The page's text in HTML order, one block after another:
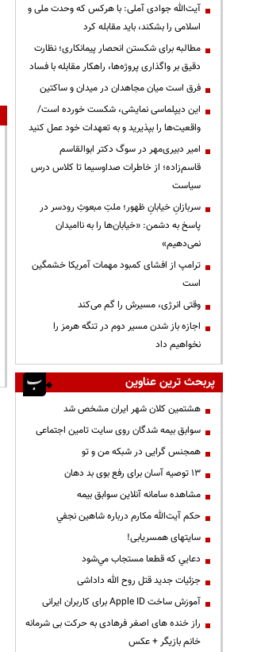
آیت‌الله جوادی آملی: با هرکس که وحدت ملی و
اسلامی را بشکند، باید مقابله کرد
مطالبه برای شکستن انحصار پیمانکاری؛ نظارت
دقیق بر واگذاری پروژه‌ها، راهکار مقابله با فساد
فرق است میان مجاهدان در میدان و ساکتین
این دیپلماسی نمایشی، شکست خورده است/
واقعیت‌ها را بپذیرید و به تعهدات خود عمل کنید
امیر دبیری‌مهر در سوگ دکتر ابوالقاسم
قاسم‌زاده؛ از خاطرات صداوسیما تا کلاس درس
سیاست
سربازانِ خیابانِ ظهور؛ ملتِ مبعوثِ رودسر در
پاسخ به دشمن: «خیابان‌ها را به ناامیدان
نمی‌دهیم»
ترامپ از افشای کمبود مهمات آمریکا خشمگین
است
وقتی انرژی، مسیرش را گم می‌کند
اجازه باز شدن مسیر دوم در تنگه هرمز را
نخواهیم داد
پربحث ترین عناوین
هشتمین کلان شهر ایران مشخص شد
سوابق بیمه شدگان روی سایت تامین اجتماعی
همجنس گرایی در شبکه من و تو
13 توصیه آسان برای رفع بوی بد دهان
مشاهده سامانه آنلاين سوابق بیمه
حكم آيت‌الله مكارم درباره شاهين نجفي
سایتهای همسریابی!
دعايي كه قطعا مستجاب مي‌شود
جزئیات جدید قتل روح الله داداشی
آموزش ساخت Apple ID برای کاربران ایرانی
راز خنده های اصغر فرهادی به حرکت بی شرمانه
خانم بازیگر + عکس